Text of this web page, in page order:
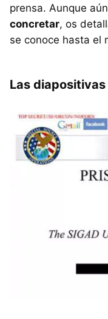
prensa. Aunque aún
concretar, os
se conoce hasta el
Las